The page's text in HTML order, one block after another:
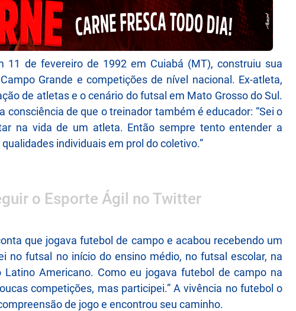
11 de fevereiro de 1992 em Cuiabá (MT), construiu sua
Grande e competições de nível nacional. Ex-atleta,
de atletas e o cenário do futsal em Mato Grosso do Sul.
consciência de que o treinador também é educador: “Sei o
na vida de um atleta. Então sempre tento entender a
individuais em prol do coletivo.”
o Esporte Ágil no Twitter
que jogava futebol de campo e acabou recebendo um
no futsal no início do ensino médio, no futsal escolar, na
Americano. Como eu jogava futebol de campo na
competições, mas participei.” A vivência no futebol o
de jogo e encontrou seu caminho.